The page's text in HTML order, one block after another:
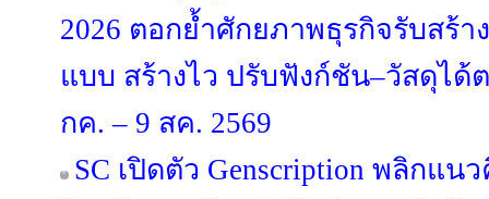
2026 ตอกย้ำศักยภาพธุรกิจรับสร้
แบบ สร้างไว ปรับฟังก์ชัน–วัสดุได้
กค. – 9 สค. 2569
SC เปิดตัว Genscription พลิกแ